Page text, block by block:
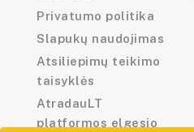
Privatumo politika
Slapukų naudojimas
Atsiliepimų teikimo
taisyklės
AtradauLT
platformos elgesio